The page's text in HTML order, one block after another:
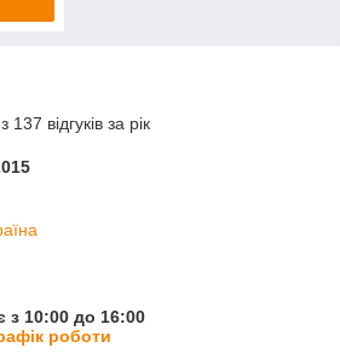
відгуків за рік
з 10:00 до 16:00
роботи